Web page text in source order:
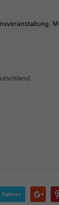
,
Twitter
und Social-Media-
diese Inhalte keiner
Informationen